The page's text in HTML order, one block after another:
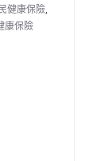
健康保險,
康保險